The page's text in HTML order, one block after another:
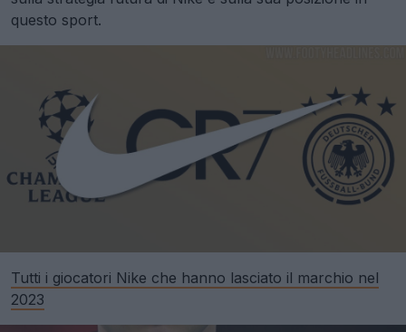
questo sport.
Tutti i giocatori Nike che hanno lasciato il marchio nel
2023